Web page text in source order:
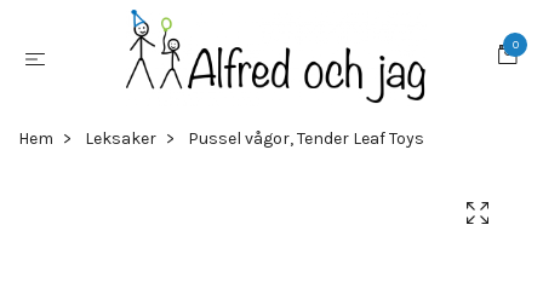
0
Hem Leksaker Pussel vågor, Tender Leaf Toys